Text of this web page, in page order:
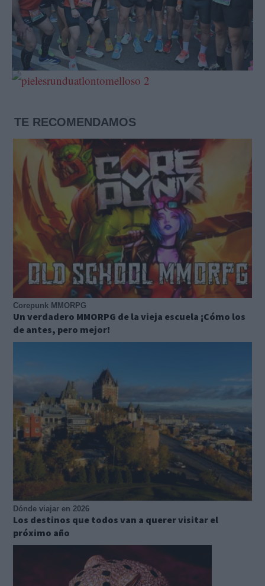
TE RECOMENDAMOS
Corepunk MMORPG
Un verdadero MMORPG de la vieja escuela ¡Cómo los
de antes, pero mejor!
Dónde viajar en 2026
Los destinos que todos van a querer visitar el
próximo año